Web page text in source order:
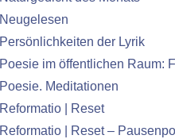
Neugelesen
Persönlichkeiten der Lyrik
Poesie im öffentlichen Raum:
Poesie. Meditationen
Reformatio | Reset
Reformatio | Reset –